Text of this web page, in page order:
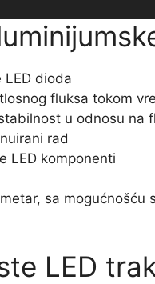
LED dioda
fluksa tokom
u odnosu na
rad
LED komponenti
sa
LED